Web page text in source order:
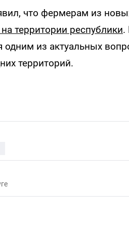
что фермерам из
территории республики.
одним из актуальных
территорий.